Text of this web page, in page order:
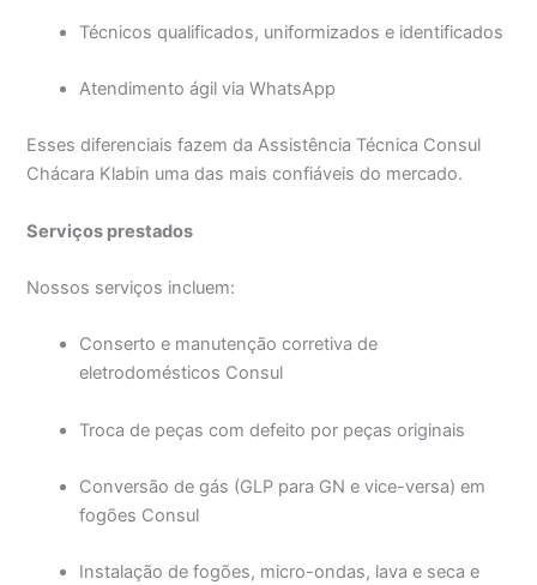
Técnicos qualificados, uniformizados e identificados
Atendimento ágil via WhatsApp
Esses diferenciais fazem da Assistência Técnica Consul
Chácara Klabin uma das mais confiáveis do mercado.
Serviços prestados
Nossos serviços incluem:
Conserto e manutenção corretiva de
eletrodomésticos Consul
Troca de peças com defeito por peças originais
Conversão de gás (GLP para GN e vice-versa) em
fogões Consul
Instalação de fogões, micro-ondas, lava e seca e